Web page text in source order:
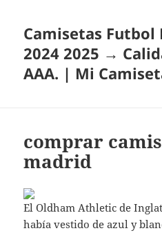
Camisetas Futbol
2024 2025 →
AAA. | Mi
comprar
madrid
El Oldham Athletic de
había vestido de azul y